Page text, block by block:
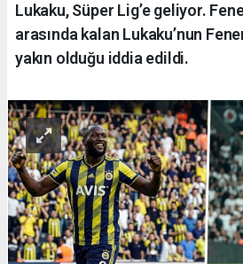
Lukaku, Süper Lig’e geliyor.
arasında kalan Lukaku’nun
yakın olduğu iddia edildi.